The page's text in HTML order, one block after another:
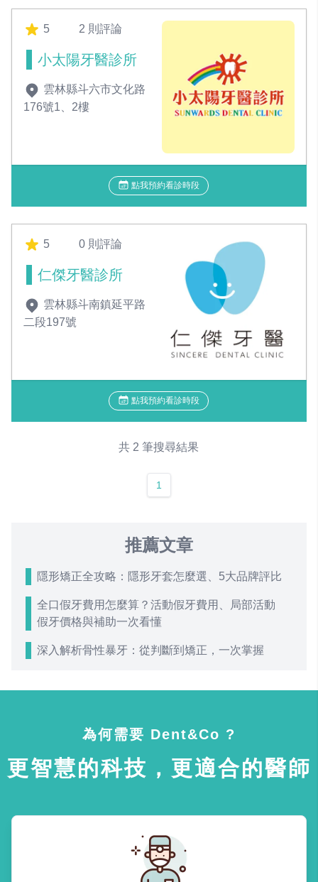
5 2 則評論
小太陽牙醫診所
雲林縣斗六市文化路
176號1、2樓
點我預約看診時段
5 0 則評論
仁傑牙醫診所
雲林縣斗南鎮延平路
二段197號
點我預約看診時段
共 2 筆搜尋結果
1
推薦文章
隱形矯正全攻略：隱形牙套怎麼選、5大品牌評比
全口假牙費用怎麼算？活動假牙費用、局部活動
假牙價格與補助一次看懂
深入解析骨性暴牙：從判斷到矯正，一次掌握
為何需要 Dent&Co ?
更智慧的科技，更適合的醫師